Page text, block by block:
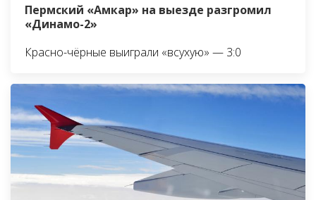
Пермский «Амкар» на выезде разгромил
«Динамо-2»
Красно-чёрные выиграли «всухую» — 3:0